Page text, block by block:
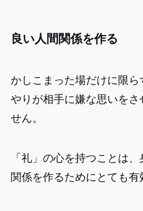
良い人間関係を作る
かしこまった場だけに限
やりが相手に嫌な思いをさ
せん。
「礼」の心を持つことは
関係を作るためにとても有